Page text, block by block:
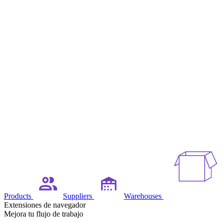
Products Suppliers Warehouses
Extensiones de navegador
Mejora tu flujo de trabajo